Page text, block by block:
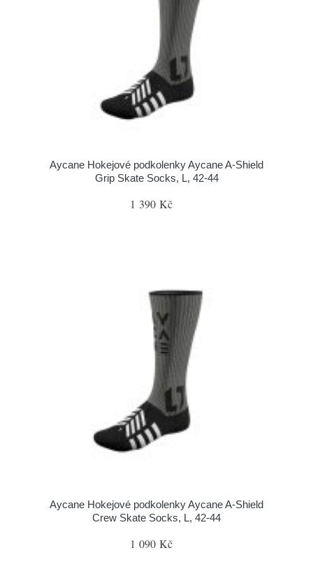
Aycane Hokejové podkolenky Aycane A-Shield
Grip Skate Socks, L, 42-44
1 390 Kč
Aycane Hokejové podkolenky Aycane A-Shield
Crew Skate Socks, L, 42-44
1 090 Kč